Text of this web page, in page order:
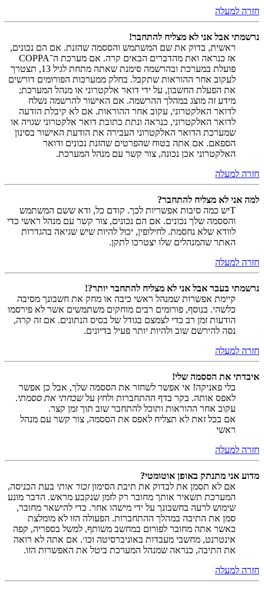
חזרה למעלה
נרשמתי אבל אני לא מצליח להתחבר!
ראשית, בדוק את שם המשתמש והססמה שהזנת. אם הם נכונים,
אז כנראה ואת מהדברים הבאים קרה. אם מערכת ה־COPPA
פועלת במערכת ובהרשמה סימנת שאתה מתחת לגיל 13, תצטרך
לעקוב אחר ההוראות שתקבל. בחלק ממערכות הפורומים דורשים
את הפעלת החשבון, על ידי דואר אלקטרוני או מנהל המערכת;
מידע זה מוצג במהלך ההרשמה. אם האישור להרשמה נשלח
לדואר האלקטרוני, עקוב אחר ההוראות. אם לא קיבלת הודעה
לדואר האלקטרוני, כנראה ונתת כתובת דואר אלקטרוני שגויה או
שמערכת הדואר האלקטרוני העבירה את הודעת האישור בסינון
הספאם. אם אתה בטוח שהפרטים שהזנת נכונים ודואר
האלקטרוני אכן נכונה, צור קשר עם מנהל המערכת.
חזרה למעלה
למה אני לא מצליח להתחבר?
Tיש כמה סיבות אפשריות לכך. קודם כל, ודא ששם המשתמש
והססמה שלך נכונים. אם הם נכונים, צור קשר עם מנהל ראשי כדי
לוודא שלא נחסמת. לחילופין, יכול להיות שיש שגיאה בהגדרות
האתר שהמנהלים שלו יצטרכו לתקן.
חזרה למעלה
נרשמתי בעבר אבל אני לא מצליח להתחבר יותר?!
קיימת אפשרות שמנהל ראשי כיבה או מחק את חשבונך מסיבה
כלשהי. בנוסף, פורומים רבים מוחקים משתמשים אשר לא פירסמו
הודעות זמן רב כדי לצמצם בגודל של בסיס הנתונים. אם זה קרה,
נסה להירשם שוב ולהיות יותר פעיל בדיונים.
חזרה למעלה
איבדתי את הססמה שלי!
בלי פאניקה! אי אפשר לשחזר את הססמה שלך, אבל כן אפשר
לאפס אותה. בקר בדף ההתחברות ולחץ עלשכחתי את ססמתי.
עקוב אחר ההוראות ותוכל להתחבר שוב תוך זמן קצר.
אם בכל זאת לא תצליח לאפס את הססמה, צור קשר עם מנהל
ראשי
חזרה למעלה
מדוע אני מתנתק באופן אוטומטי?
אם לא תסמן את לבדוק את תיבת הסימוןזכור אותי בעת הכניסה,
המערכת תשאיר אותך מחובר רק לזמן שנקבע מראש. הדבר מונע
שימוש לרעה בחשבונך על ידי מישהו אחר. כדי להישאר מחובר,
סמן את התיבה במהלך ההתחברות. הפעולה הזו לא מומלצת
כאשר אתה מחובר לפורום במחשב משותף, למשל בספריה, קפה
אינטרנט, מחשבי מעבדות באוניברסיטה וכו׳. אם אתה לא רואה
את התיבה, כנראה שמנהל המערכת ביטל את האפשרות הזו.
חזרה למעלה